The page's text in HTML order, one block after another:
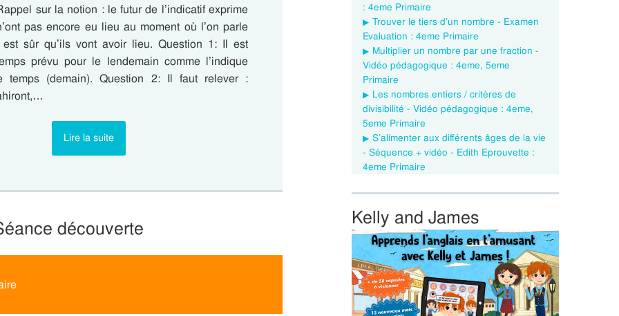
sur la notion : le futur de l’indicatif exprime
pas encore eu lieu au moment où l’on parle
sûr qu’ils vont avoir lieu. Question 1: Il est
prévu pour le lendemain comme l’indique
temps (demain). Question 2: Il faut relever :
Lire la suite
découverte
: 4eme Primaire
Trouver le tiers d’un nombre - Examen
Evaluation : 4eme Primaire
Multiplier un nombre par une fraction -
Vidéo pédagogique : 4eme, 5eme
Primaire
Les nombres entiers / critères de
divisibilité - Vidéo pédagogique : 4eme,
5eme Primaire
S’alimenter aux différents âges de la vie
- Séquence + vidéo - Edith Eprouvette :
4eme Primaire
Kelly and James